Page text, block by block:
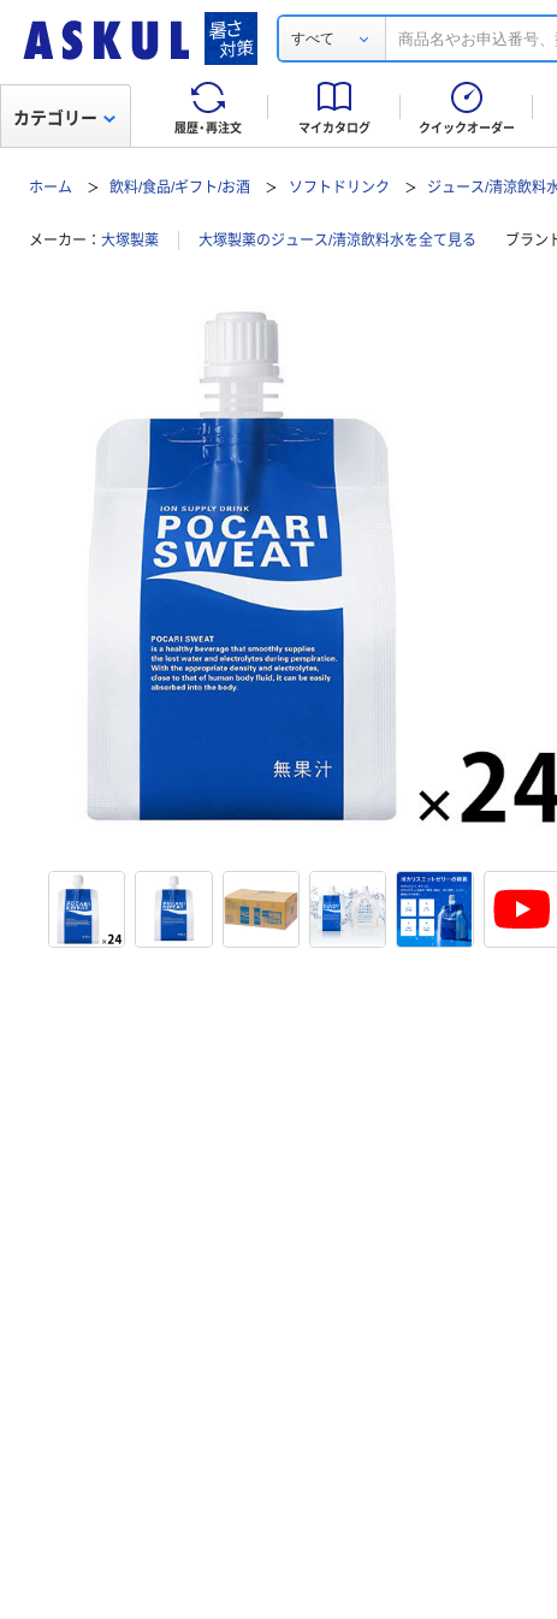
すべて
履歴・再注文 マイカタログ クイックオーダー
カテゴリー
ホーム 飲料/食品/ギフト/お酒 ソフトドリンク ジュース/清涼飲料
メーカー 大塚製薬 大塚製薬のジュース/清涼飲料水を全て見る ブラン